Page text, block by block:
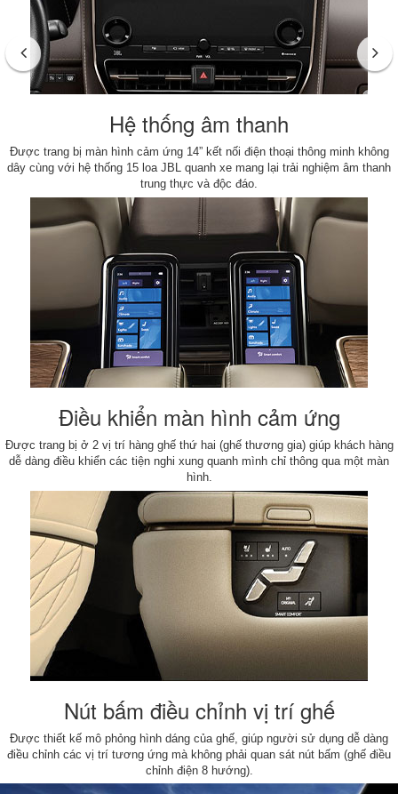
Hệ thống âm thanh
Được trang bị màn hình cảm ứng 14” kết nối điện thoại thông minh không
dây cùng với hệ thống 15 loa JBL quanh xe mang lại trải nghiệm âm thanh
trung thực và độc đáo.
Điều khiển màn hình cảm ứng
Được trang bị ở 2 vị trí hàng ghế thứ hai (ghế thương gia) giúp khách hàng
dễ dàng điều khiển các tiện nghi xung quanh mình chỉ thông qua một màn
hình.
Nút bấm điều chỉnh vị trí ghế
Được thiết kế mô phỏng hình dáng của ghế, giúp người sử dụng dễ dàng
điều chỉnh các vị trí tương ứng mà không phải quan sát nút bấm (ghế điều
chỉnh điện 8 hướng).